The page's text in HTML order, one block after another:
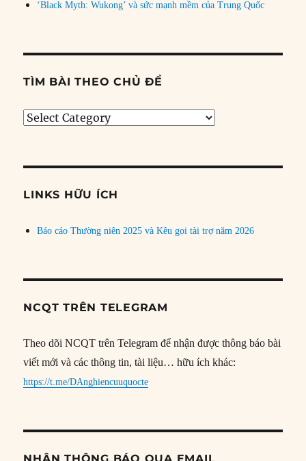
‘Black Myth: Wukong’ và sức mạnh mềm của Trung Quốc
TÌM BÀI THEO CHỦ ĐỀ
Tìm
đề
LINKS HỮU ÍCH
Báo cáo Thường niên 2025 và Kêu gọi tài trợ năm 2026
NCQT TRÊN TELEGRAM
Theo dõi NCQT trên Telegram để nhận được thông báo bài
viết mới và các thông tin, tài liệu… hữu ích khác:
https://t.me/DAnghiencuuquocte
NHẬN THÔNG BÁO QUA EMAIL